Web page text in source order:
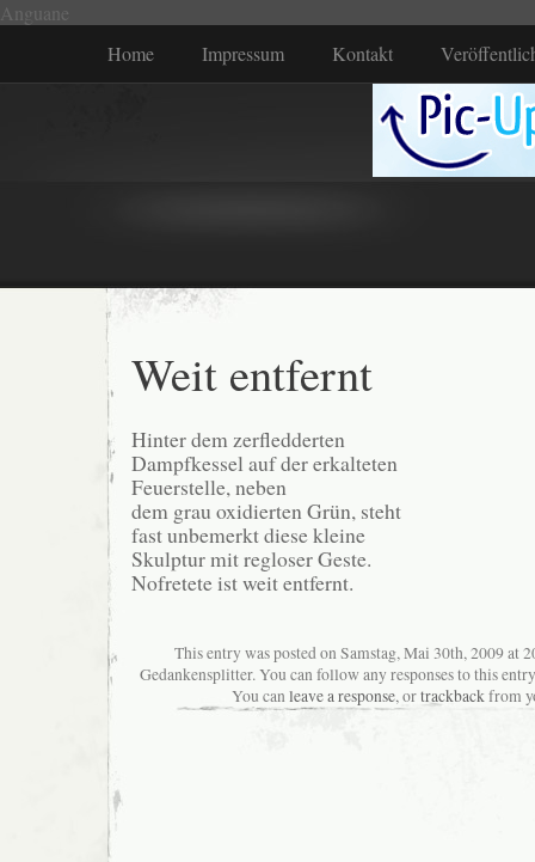
Anguane
Home
Impressum Kontakt
Weit entfernt
Hinter dem zerfledderten
Dampfkessel auf der erkalteten
Feuerstelle, neben
dem grau oxidierten Grün, steht
fast unbemerkt diese kleine
Skulptur mit regloser Geste.
Nofretete ist weit entfernt.
This entry was posted on Samstag, Mai 30th, 2009 at
Gedankensplitter. You can follow any responses to this
You canleave a response, ortrackbackfrom